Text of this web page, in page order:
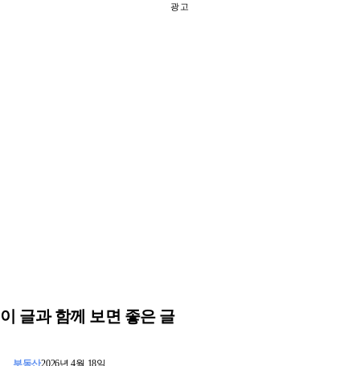
광고
이 글과 함께 보면 좋은 글
부동산2026년 4월 18일